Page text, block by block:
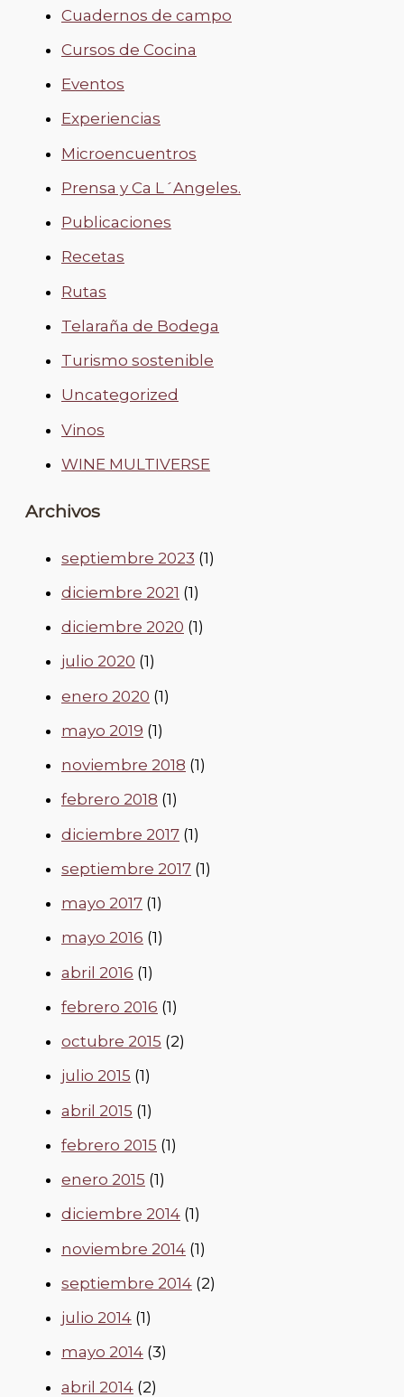
Cuadernos de campo
Cursos de Cocina
Eventos
Experiencias
Microencuentros
Prensa y Ca L´Angeles.
Publicaciones
Recetas
Rutas
Telaraña de Bodega
Turismo sostenible
Uncategorized
Vinos
WINE MULTIVERSE
Archivos
septiembre 2023 (1)
diciembre 2021 (1)
diciembre 2020 (1)
julio 2020 (1)
enero 2020 (1)
mayo 2019 (1)
noviembre 2018 (1)
febrero 2018 (1)
diciembre 2017 (1)
septiembre 2017 (1)
mayo 2017 (1)
mayo 2016 (1)
abril 2016 (1)
febrero 2016 (1)
octubre 2015 (2)
julio 2015 (1)
abril 2015 (1)
febrero 2015 (1)
enero 2015 (1)
diciembre 2014 (1)
noviembre 2014 (1)
septiembre 2014 (2)
julio 2014 (1)
mayo 2014 (3)
abril 2014 (2)